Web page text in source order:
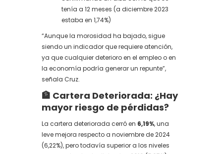
tenía a 12 meses (a diciembre 2023
estaba en 1,74%)
“Aunque la morosidad ha bajado, sigue
siendo un indicador que requiere atención,
ya que cualquier deterioro en el empleo o en
la economía podría generar un repunte”,
señala Cruz.
🏦 Cartera Deteriorada: ¿Hay
mayor riesgo de pérdidas?
La cartera deteriorada cerró en 6,19%, una
leve mejora respecto a noviembre de 2024
(6,22%), pero todavía superior a los niveles